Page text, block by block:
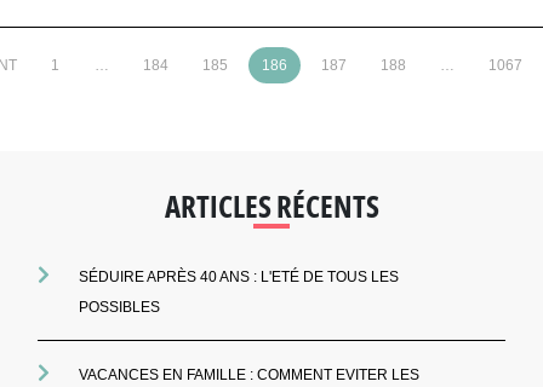
1 184 185 186 187 188 1067
ARTICLES RÉCENTS
SÉDUIRE APRÈS 40 ANS : L'ETÉ DE TOUS LES
POSSIBLES
VACANCES EN FAMILLE : COMMENT EVITER LES